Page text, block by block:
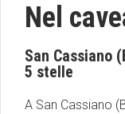
Nel
San Cassiano
5 stelle
A San Cassiano